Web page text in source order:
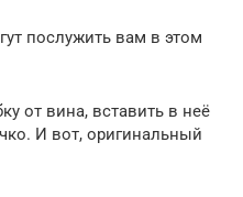
послужить вам в этом
от вина, вставить в неё
И вот, оригинальный